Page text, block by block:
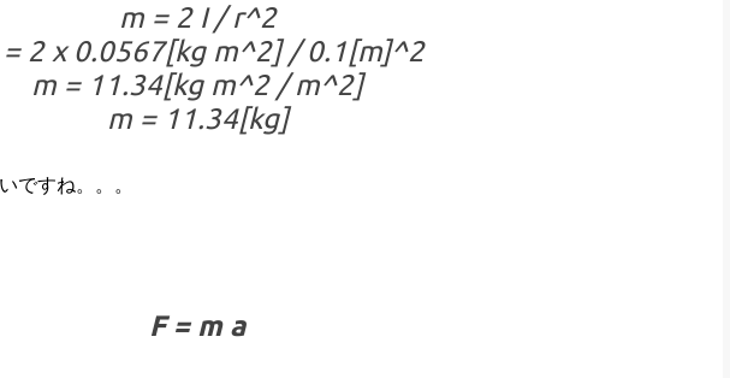
m = 2 I / r^2
= 2 x 0.0567[kg m^2] / 0.1[m]^2
m = 11.34[kg m^2 / m^2]
m = 11.34[kg]
ですね。。。
F = m a